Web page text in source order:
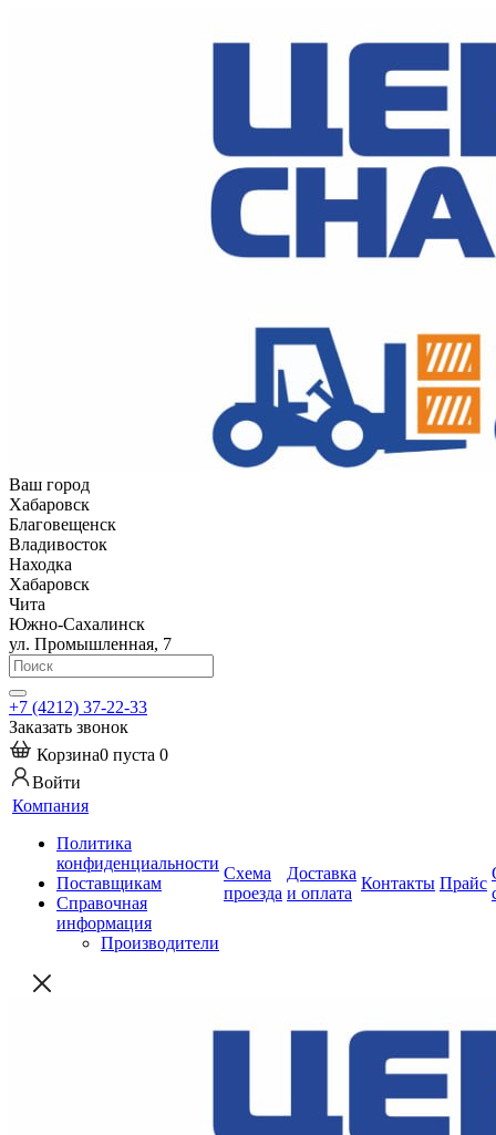
Ваш город
Хабаровск
Благовещенск
Владивосток
Находка
Хабаровск
Чита
Южно-Сахалинск
ул. Промышленная, 7
+7 (4212) 37-22-33
Заказать звонок
Корзина0 пуста 0
Войти
Компания
Политика
конфиденциальности
Поставщикам
Справочная
информация
Производители
Схема
проезда
Доставка
и оплата
Контакты Прайс